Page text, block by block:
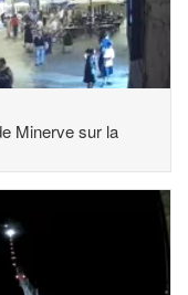
Minerve sur la